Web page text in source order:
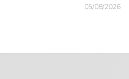
05/08/2026